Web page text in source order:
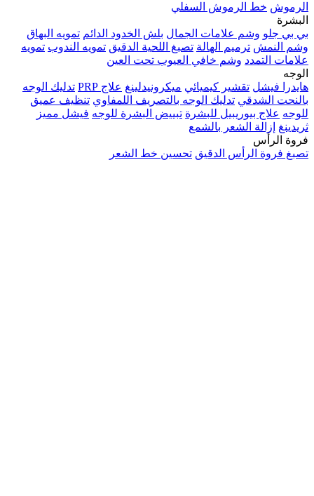
الرموش خط الرموش السفلي
البشرة
بي بي جلو وشم علامات الجمال بلش الخدود الدائم تمويه البهاق
وشم النمش ترميم الهالة تصبغ اللحية الدقيق تمويه الندوب تمويه
علامات التمدد وشم خافي العيوب تحت العين
الوجه
هايدرا فيشل تقشير كيميائي ميكرونيدلينغ علاج PRP
تدليك الوجه
بالنحت الشدقي تدليك الوجه بالتصريف اللمفاوي تنظيف عميق
للوجه علاج بيوريبيل للبشرة تبييض البشرة للوجه فيشل مميز
ثريدينغ إزالة الشعر بالشمع
فروة الرأس
تصبغ فروة الرأس الدقيق تحسين خط الشعر